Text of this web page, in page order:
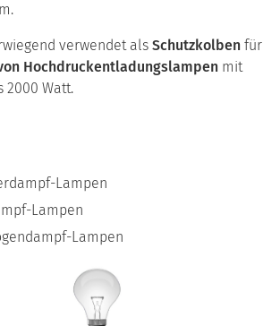
verwendet als Schutzkolben für
Hochdruckentladungslampen mit
2000 Watt.
Lampen
Lampen
Lampen